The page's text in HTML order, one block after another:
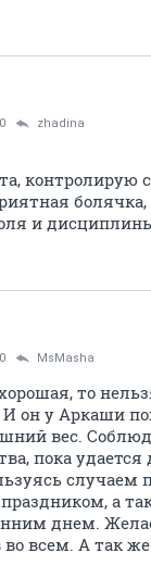
zhadina
контролирую
болячка,
и
MsMasha
то
И он у Аркаши
вес.
пока удается
случаем
а
днем.
всем. А так